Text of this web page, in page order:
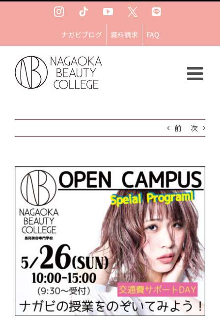
InstagramTiktokYouTube
Ｘ LINE
ナガビブログ 資料請求 FAQ
前 次
View
Larger
Image